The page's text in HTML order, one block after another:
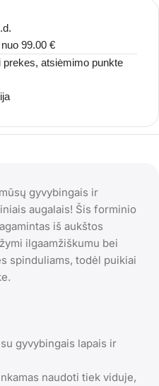
99.00 €
atsiėmimo punkte
gyvybingais ir
augalais! Šis forminio
iš aukštos
ilgaamžiškumu bei
spinduliams, todėl puikiai
gyvybingais lapais ir
naudoti tiek viduje,